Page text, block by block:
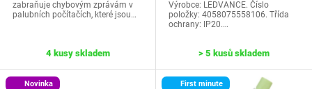
zabraňuje chybovým zprávám v
palubních počítačích, které jsou…
4 kusy skladem
Výrobce: LEDVANCE. Číslo
položky: 4058075558106. Třída
ochrany: IP20.…
> 5 kusů skladem
Novinka First minute